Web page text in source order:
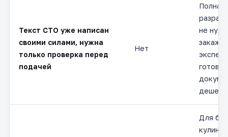
Текст СТО уже написан
своими силами, нужна
только проверка перед
подачей
Нет
Полная
не
Для